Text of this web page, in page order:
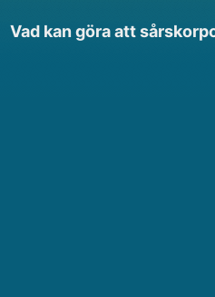
Vad kan göra att